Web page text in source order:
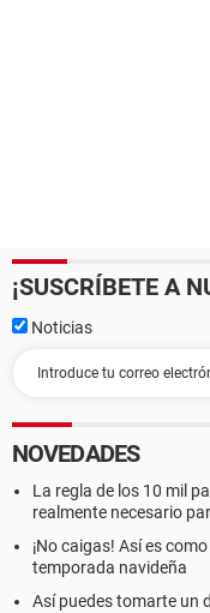
¡SUSCRÍBETE A
Noticias
NOVEDADES
La regla de los 10 mil
realmente necesario
¡No caigas! Así es
temporada navideña
Así puedes tomarte un